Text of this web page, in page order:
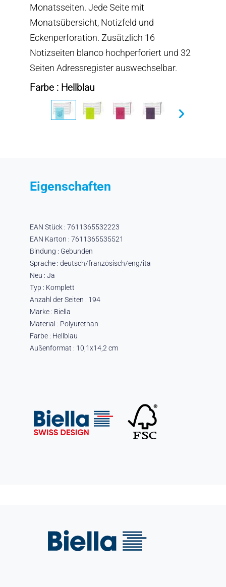
Monatsseiten. Jede Seite mit
Monatsübersicht, Notizfeld und
Eckenperforation. Zusätzlich 16
Notizseiten blanco hochperforiert und 32
Seiten Adressregister auswechselbar.
Farbe : Hellblau
Eigenschaften
EAN Stück : 7611365532223
EAN Karton : 7611365535521
Bindung : Gebunden
Sprache : deutsch/französisch/eng/ita
Neu : Ja
Typ : Komplett
Anzahl der Seiten : 194
Marke : Biella
Material : Polyurethan
Farbe : Hellblau
Außenformat : 10,1x14,2 cm